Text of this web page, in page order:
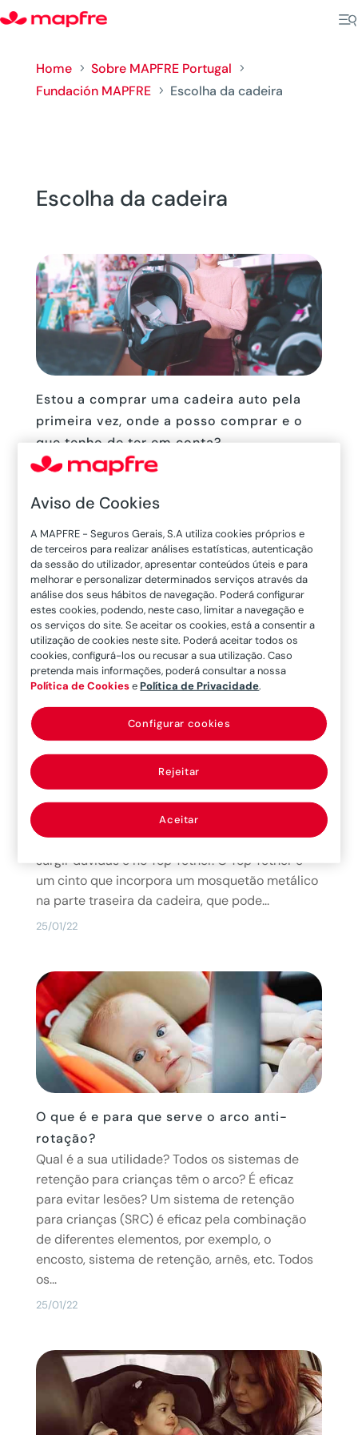
Home 5 Sobre MAPFRE Portugal 5
Fundación MAPFRE 5 Escolha da cadeira
Escolha da cadeira
Estou a comprar uma cadeira auto pela
primeira vez, onde a posso comprar e o
que tenho de ter em conta?
25/01/22
É mãe de primeira viagem e está a comprar um
vez? A verdade é que decidir sobre uma cadeira
souber o que procurar, e onde procurar.
PROCURE INFORMAÇÃO COM ANTECEDÊNCIA...
INFOGRAFIA: colocação do Top Tether
25/01/22
As cadeiras auto com ISOFIX são muito fáceis
de instalar nos bancos, graças aos ganchos na
base do SRC. O único ponto no qual podem
surgir dúvidas é no Top Tether. O Top Tether é
um cinto que incorpora um mosquetão metálico
na parte traseira da cadeira, que pode...
O que é e para que serve o arco anti-
rotação?
25/01/22
Qual é a sua utilidade? Todos os sistemas de
retenção para crianças têm o arco? É eficaz
para evitar lesões? Um sistema de retenção
para crianças (SRC) é eficaz pela combinação
de diferentes elementos, por exemplo, o
encosto, sistema de retenção, arnês, etc. Todos
os...
Aviso de Cookies
A MAPFRE - Seguros Gerais, S.A utiliza cookies próprios e
de terceiros para realizar análises estatísticas, autenticação
da sessão do utilizador, apresentar conteúdos úteis e para
melhorar e personalizar determinados serviços através da
análise dos seus hábitos de navegação. Poderá configurar
estes cookies, podendo, neste caso, limitar a navegação e
os serviços do site. Se aceitar os cookies, está a consentir a
utilização de cookies neste site. Poderá aceitar todos os
cookies, configurá-los ou recusar a sua utilização. Caso
pretenda mais informações, poderá consultar a nossa
Política de CookiesePolítica de Privacidade.
Rejeitar
Aceitar
Configurar cookies